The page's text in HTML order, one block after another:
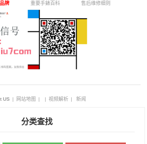
牌 重要手錶百科 售后维修细则
US | 网站地图 | | 视频解析 | 新闻
分类查找